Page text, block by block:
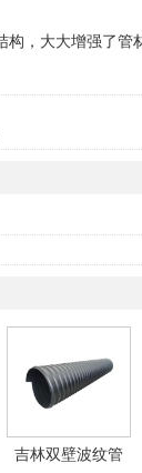
，大大增强了管
吉林双壁波纹管